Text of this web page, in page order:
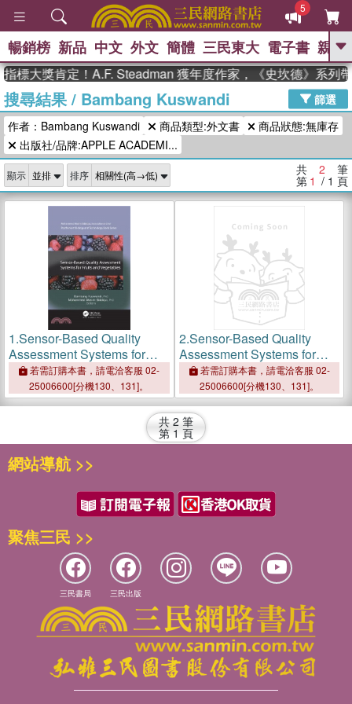
5
GO
熱搜： 東野圭吾 高希均教授回憶錄
、 The Odyssey 、 父親節 、 如果歷
史是一群喵 、 暑期推薦 、 國際布克
獎 臺灣漫遊錄
登輝時代 、 數學女孩：黎曼猜想 、
偉大的迷走神經
暢銷榜 新品 中文 外文 簡體 三民東大 電子書 親子
標大獎肯定！A.F. Steadman 獲年度作家，《史坎德》系列
搜尋結果/ Bambang Kuswandi
篩選
作者：Bambang Kuswandi
商品類型:外文書
商品狀態:無庫存
出版社/品牌:APPLE ACADEMI...
顯示 排序 共 2 筆
第 1 / 1 頁
1.Sensor-Based Quality
Assessment Systems for
Fruits and Vegetables
若需訂購本書，請電洽客服 02-
25006600[分機130、131]。
2.Sensor-Based Quality
Assessment Systems for
Fruits and Vegetables
若需訂購本書，請電洽客服 02-
25006600[分機130、131]。
共 2 筆
第 1 頁
網站導航 >>
聚焦三民 >>
三民書局 三民出版